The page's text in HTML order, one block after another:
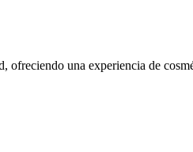
una experiencia de